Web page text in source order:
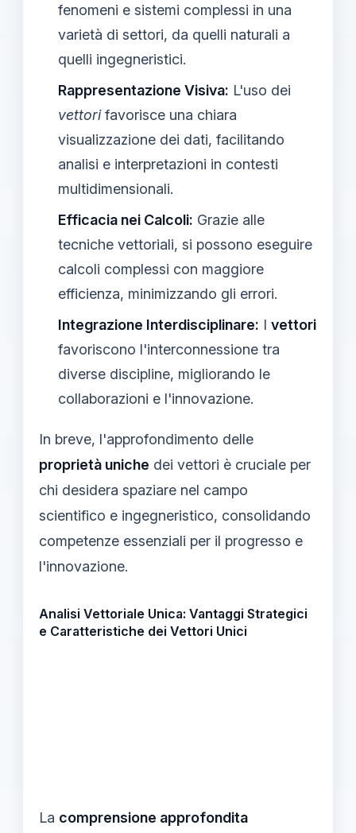
fenomeni e sistemi complessi in una
varietà di settori, da quelli naturali a
quelli ingegneristici.
Rappresentazione Visiva: L'uso dei
vettorifavorisce una chiara
visualizzazione dei dati, facilitando
analisi e interpretazioni in contesti
multidimensionali.
Efficacia nei Calcoli: Grazie alle
tecniche vettoriali, si possono eseguire
calcoli complessi con maggiore
efficienza, minimizzando gli errori.
Integrazione Interdisciplinare: I vettori
favoriscono l'interconnessione tra
diverse discipline, migliorando le
collaborazioni e l'innovazione.
In breve, l'approfondimento delle
proprietà uniche dei vettori è cruciale per
chi desidera spaziare nel campo
scientifico e ingegneristico, consolidando
competenze essenziali per il progresso e
l'innovazione.
Analisi Vettoriale Unica: Vantaggi Strategici
e Caratteristiche dei Vettori Unici
La comprensione approfondita